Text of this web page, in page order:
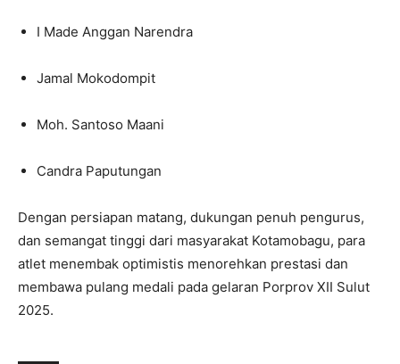
I Made Anggan Narendra
Jamal Mokodompit
Moh. Santoso Maani
Candra Paputungan
Dengan persiapan matang, dukungan penuh pengurus,
dan semangat tinggi dari masyarakat Kotamobagu, para
atlet menembak optimistis menorehkan prestasi dan
membawa pulang medali pada gelaran Porprov XII Sulut
2025.